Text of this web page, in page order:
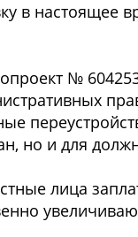
в настоящее
№
но и для
лица